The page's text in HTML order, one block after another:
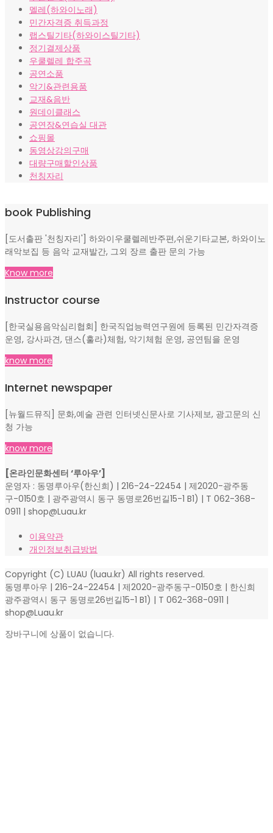
멜레(하와이노래)
민간자격증 취득과정
랩스틸기타(하와이스틸기타)
정기결제상품
우쿨렐레 합주곡
공연소품
악기&관련용품
교재&음반
원데이클래스
공연장&연습실 대관
쇼핑몰
동영상강의구매
대량구매할인상품
천칭자리
book Publishing
[도서출판 '천칭자리'] 하와이우쿨렐레반주편,쉬운기타교본, 하와이노
래악보집 등 음악 교재발간, 그외 장르 출판 문의 가능
Know more
Instructor course
[한국실용음악심리협회] 한국직업능력연구원에 등록된 민간자격증
운영, 강사파견, 댄스(훌라)체험, 악기체험 운영, 공연팀을 운영
know more
Internet newspaper
[뉴월드뮤직] 문화,예술 관련 인터넷신문사로 기사제보, 광고문의 신
청 가능
know more
[온라인문화센터 ‘루아우’]
운영자 : 동명루아우(한신희) | 216-24-22454 | 제2020-광주동
구-0150호 | 광주광역시 동구 동명로26번길15-1 B1) | T 062-368-
0911 | shop@Luau.kr
이용약관
개인정보취급방법
Copyright (C) LUAU (luau.kr) All rights reserved.
동명루아우 | 216-24-22454 | 제2020-광주동구-0150호 | 한신희
광주광역시 동구 동명로26번길15-1 B1) | T 062-368-0911 |
shop@Luau.kr
장바구니에 상품이 없습니다.